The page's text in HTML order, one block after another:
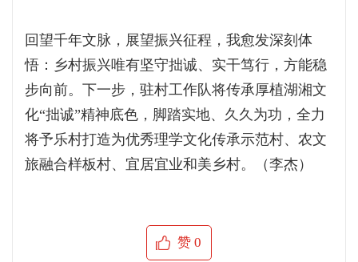
回望千年文脉，展望振兴征程，我愈发深刻体
悟：乡村振兴唯有坚守拙诚、实干笃行，方能稳
步向前。下一步，驻村工作队将传承厚植湖湘文
化“拙诚”精神底色，脚踏实地、久久为功，全力
将予乐村打造为优秀理学文化传承示范村、农文
旅融合样板村、宜居宜业和美乡村。（李杰）
赞0